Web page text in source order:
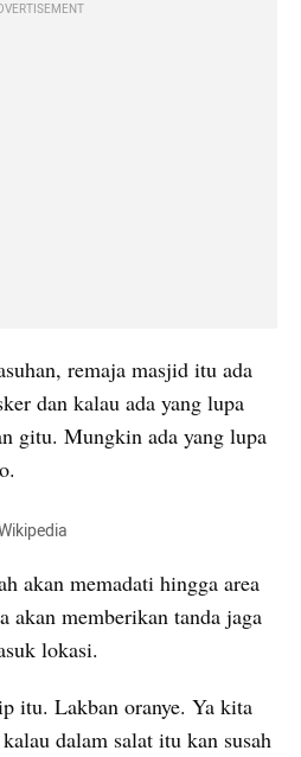
remaja masjid itu ada
dan kalau ada yang lupa
gitu. Mungkin ada yang lupa
akan memadati hingga area
memberikan tanda jaga
lokasi.
itu. Lakban oranye. Ya kita
dalam salat itu kan susah